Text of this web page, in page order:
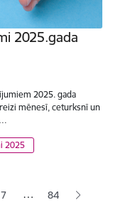
2025.gada
2025. gada
mēnesī, ceturksnī un
2025
Lapa
7 … 84